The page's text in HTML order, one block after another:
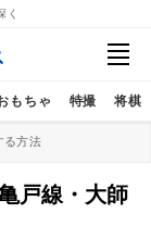
く
もちゃ 特撮 将棋
る方法
戸線・大師